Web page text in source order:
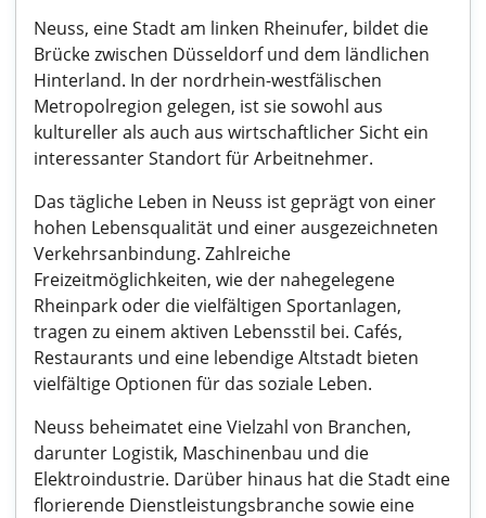
Neuss, eine Stadt am linken Rheinufer, bildet die
Brücke zwischen Düsseldorf und dem ländlichen
Hinterland. In der nordrhein-westfälischen
Metropolregion gelegen, ist sie sowohl aus
kultureller als auch aus wirtschaftlicher Sicht ein
interessanter Standort für Arbeitnehmer.
Das tägliche Leben in Neuss ist geprägt von einer
hohen Lebensqualität und einer ausgezeichneten
Verkehrsanbindung. Zahlreiche
Freizeitmöglichkeiten, wie der nahegelegene
Rheinpark oder die vielfältigen Sportanlagen,
tragen zu einem aktiven Lebensstil bei. Cafés,
Restaurants und eine lebendige Altstadt bieten
vielfältige Optionen für das soziale Leben.
Neuss beheimatet eine Vielzahl von Branchen,
darunter Logistik, Maschinenbau und die
Elektroindustrie. Darüber hinaus hat die Stadt eine
florierende Dienstleistungsbranche sowie eine